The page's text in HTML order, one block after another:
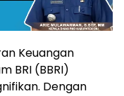
Keuangan
BRI (BBRI)
Dengan